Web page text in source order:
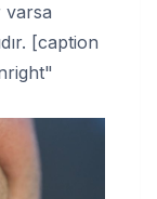
varsa
[caption